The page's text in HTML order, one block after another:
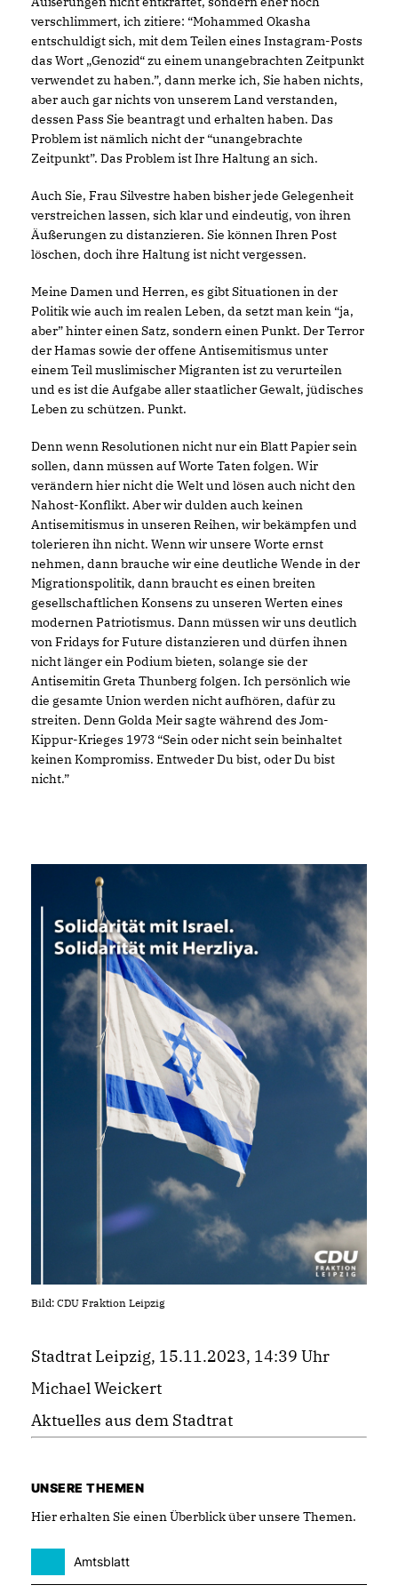
verschlimmert, ich zitiere: “Mohammed Okasha
entschuldigt sich, mit dem Teilen eines Instagram-Posts
das Wort „Genozid“ zu einem unangebrachten Zeitpunkt
verwendet zu haben.”, dann merke ich, Sie haben nichts,
aber auch gar nichts von unserem Land verstanden,
dessen Pass Sie beantragt und erhalten haben. Das
Problem ist nämlich nicht der “unangebrachte
Zeitpunkt”. Das Problem ist Ihre Haltung an sich.
Auch Sie, Frau Silvestre haben bisher jede Gelegenheit
verstreichen lassen, sich klar und eindeutig, von ihren
Äußerungen zu distanzieren. Sie können Ihren Post
löschen, doch ihre Haltung ist nicht vergessen.
Meine Damen und Herren, es gibt Situationen in der
Politik wie auch im realen Leben, da setzt man kein “ja,
aber” hinter einen Satz, sondern einen Punkt. Der Terror
der Hamas sowie der offene Antisemitismus unter
einem Teil muslimischer Migranten ist zu verurteilen
und es ist die Aufgabe aller staatlicher Gewalt, jüdisches
Leben zu schützen. Punkt.
Denn wenn Resolutionen nicht nur ein Blatt Papier sein
sollen, dann müssen auf Worte Taten folgen. Wir
verändern hier nicht die Welt und lösen auch nicht den
Nahost-Konflikt. Aber wir dulden auch keinen
Antisemitismus in unseren Reihen, wir bekämpfen und
tolerieren ihn nicht. Wenn wir unsere Worte ernst
nehmen, dann brauche wir eine deutliche Wende in der
Migrationspolitik, dann braucht es einen breiten
gesellschaftlichen Konsens zu unseren Werten eines
modernen Patriotismus. Dann müssen wir uns deutlich
von Fridays for Future distanzieren und dürfen ihnen
nicht länger ein Podium bieten, solange sie der
Antisemitin Greta Thunberg folgen. Ich persönlich wie
die gesamte Union werden nicht aufhören, dafür zu
streiten. Denn Golda Meir sagte während des Jom-
Kippur-Krieges 1973 “Sein oder nicht sein beinhaltet
keinen Kompromiss. Entweder Du bist, oder Du bist
nicht.”
Bild: CDU Fraktion Leipzig
Stadtrat Leipzig, 15.11.2023, 14:39 Uhr
Michael Weickert
Aktuelles aus dem Stadtrat
UNSERE THEMEN
Hier erhalten Sie einen Überblick über unsere Themen.
Amtsblatt